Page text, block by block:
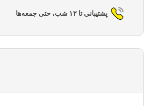
پشتیبانی تا ۱۲ شب، حتی جمعه‌ها